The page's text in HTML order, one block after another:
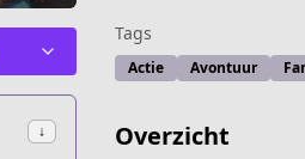
↓
Tags
Actie Avontuur
Overzicht